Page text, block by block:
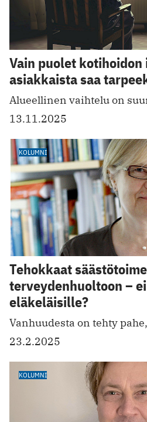
Vain puolet
asiakkaista saa
Alueellinen vaihtelu on
13.11.2025
KOLUMNI
Tehokkaat
terveydenhuoltoon –
eläkeläisille?
Vanhuudesta on tehty
23.2.2025
KOLUMNI